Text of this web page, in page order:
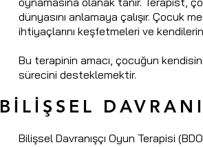
dünyasını anlamaya çalışır. Çocuk
ihtiyaçlarını keşfetmeleri ve
Bu terapinin amacı, çocuğun
sürecini desteklemektir.
BİLİŞSEL
Bilişsel Davranışçı Oyun Terapisi